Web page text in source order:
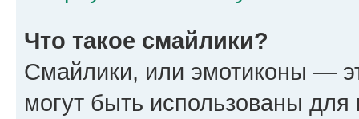
Что такое смайлики?
Смайлики, или эмотиконы —
могут быть использованы